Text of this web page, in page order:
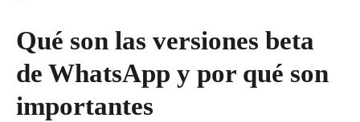
Qué son las versiones beta
de WhatsApp y por qué son
importantes